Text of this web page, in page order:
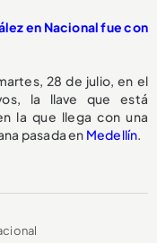
en Nacional fue con
28 de julio, en el
la llave que está
la que llega con una
pasada en Medellín.